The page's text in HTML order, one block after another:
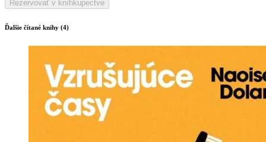
Rezervovať v kníhkupectve
Ďalšie čítané knihy (4)